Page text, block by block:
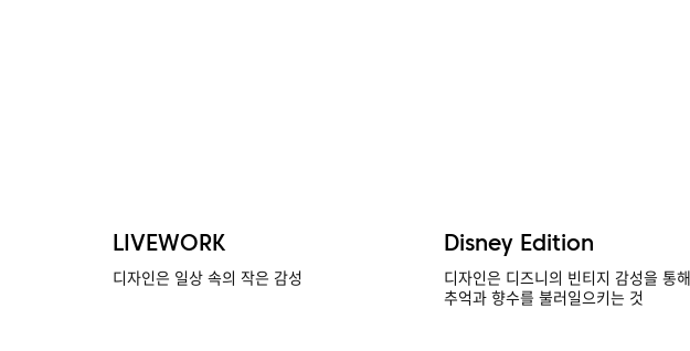
LIVEWORK
디자인은 일상 속의 작은 감성
Disney Edition
디자인은 디즈니의 빈티지 감성을 통해
추억과 향수를 불러일으키는 것